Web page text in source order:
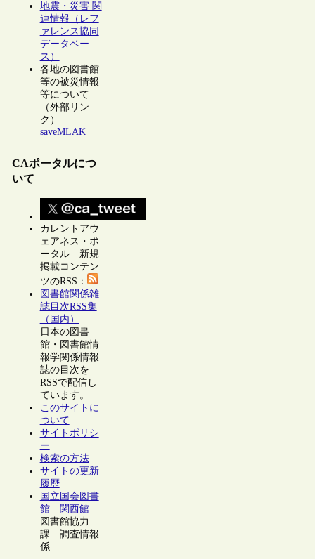
地震・災害 関
連情報（レフ
ァレンス協同
データベー
ス）
各地の図書館
等の被災情報
等について
（外部リン
ク）
saveMLAK
CAポータルにつ
いて
カレントアウ
ェアネス・ポ
ータル 新規
掲載コンテン
ツのRSS：
図書館関係雑
誌目次RSS集
（国内）
日本の図書
館・図書館情
報学関係情報
誌の目次を
RSSで配信し
ています。
このサイトに
ついて
サイトポリシ
ー
検索の方法
サイトの更新
履歴
国立国会図書
館 関西館
図書館協力
課 調査情報
係